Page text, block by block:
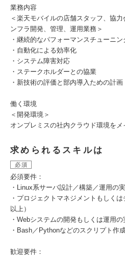
業務内容
＜楽天モバイルの店舗スタッフ、協
ンフラ開発、管理、運用業務＞
・継続的なパフォーマンスチューニ
・自動化による効率化
・システム障害対応
・ステークホルダーとの協業
・新技術の評価と部内導入ための計画
働く環境
＜開発環境＞
オンプレミスの社内クラウド環境をメ
求められるスキルは
必須
必須要件：
・Linux系サーバ設計／構築／運用の
・プロジェクトマネジメントもしく
以上）
・Webシステムの開発もしくは運用
・Bash／Pythonなどのスクリプト作
歓迎要件：